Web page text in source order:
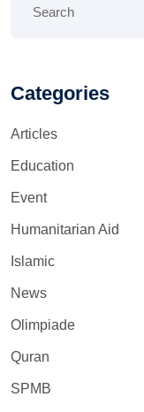
Categories
Articles
Education
Event
Humanitarian Aid
Islamic
News
Olimpiade
Quran
SPMB